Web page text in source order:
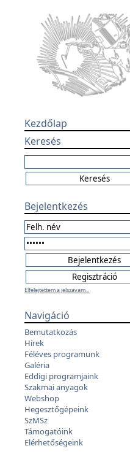
Kezdőlap
Keresés
Bejelentkezés
Elfelejtettem a jelszavam...
Navigáció
Bemutatkozás
Hírek
Féléves programunk
Galéria
Eddigi programjaink
Szakmai anyagok
Webshop
Hegesztőgépeink
SzMSz
Támogatóink
Elérhetőségeink